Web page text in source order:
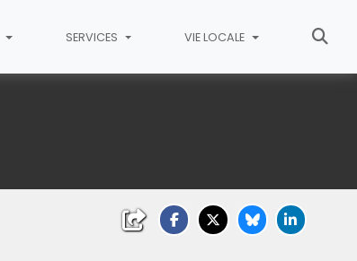
SERVICES VIE LOCALE